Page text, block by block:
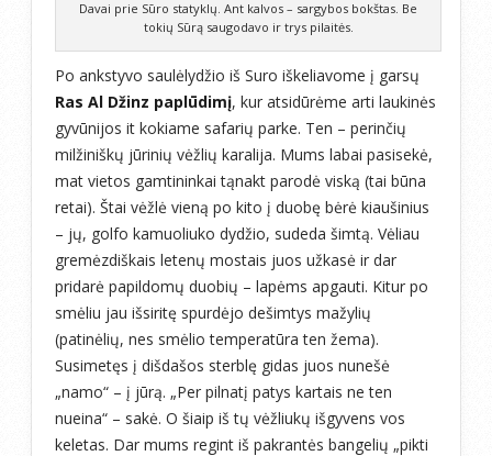
Davai prie Sūro statyklų. Ant kalvos – sargybos bokštas. Be
tokių Sūrą saugodavo ir trys pilaitės.
Po ankstyvo saulėlydžio iš Suro iškeliavome į garsų
Ras Al Džinz paplūdimį, kur atsidūrėme arti laukinės
gyvūnijos it kokiame safarių parke. Ten – perinčių
milžiniškų jūrinių vėžlių karalija. Mums labai pasisekė,
mat vietos gamtininkai tąnakt parodė viską (tai būna
retai). Štai vėžlė vieną po kito į duobę bėrė kiaušinius
– jų, golfo kamuoliuko dydžio, sudeda šimtą. Vėliau
gremėzdiškais letenų mostais juos užkasė ir dar
pridarė papildomų duobių – lapėms apgauti. Kitur po
smėliu jau išsiritę spurdėjo dešimtys mažylių
(patinėlių, nes smėlio temperatūra ten žema).
Susimetęs į dišdašos sterblę gidas juos nunešė
„namo“ – į jūrą. „Per pilnatį patys kartais ne ten
nueina“ – sakė. O šiaip iš tų vėžliukų išgyvens vos
keletas. Dar mums regint iš pakrantės bangelių „pikti